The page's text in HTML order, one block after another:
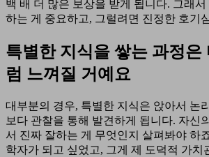
백 배 더 많은 보상을 받게 됩니다. 그래
하는 게 중요하고, 그럴려면 진정한 호기
특별한 지식을 쌓는 과정은
럼 느껴질 거예요
대부분의 경우, 특별한 지식은 앉아서 논
보다 관찰을 통해 발견하게 됩니다. 자신
서 진짜 잘하는 게 무엇인지 살펴봐야 하
학자가 되고 싶었고, 그게 제 도덕적 가치